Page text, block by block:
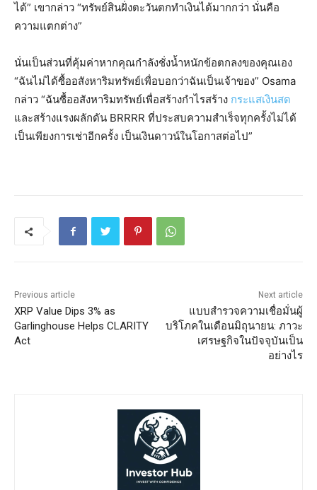
ได้” เขากล่าว “ทรัพย์สินฝั่งตะวันตกทำเงินได้มากกว่า นั่นคือ
ความแตกต่าง”
นั่นเป็นส่วนที่คุ้มค่าหากคุณกำลังชั่งน้ำหนักข้อตกลงของคุณเอง
“ฉันไม่ได้ซื้ออสังหาริมทรัพย์เพื่อบอกว่าฉันเป็นเจ้าของ” Osama
กล่าว “ฉันซื้ออสังหาริมทรัพย์เพื่อสร้างกำไรสร้าง กระแสเงินสด
และสร้างแรงผลักดัน BRRRR ที่ประสบความสำเร็จทุกครั้งไม่ได้
เป็นเพียงการเช่าอีกครั้ง เป็นเงินดาวน์ในโอกาสต่อไป”
Previous article
XRP Value Dips 3% as
Garlinghouse Helps CLARITY
Act
Next article
แบบสำรวจความเชื่อมั่นผู้
บริโภคในเดือนมิถุนายน: ภาวะ
เศรษฐกิจในปัจจุบันเป็น
อย่างไร